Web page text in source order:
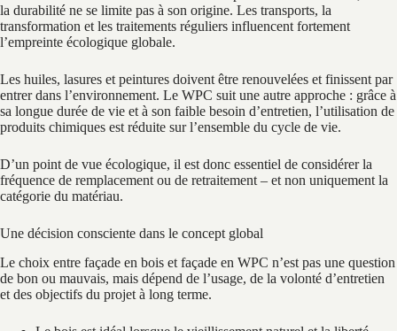
la durabilité ne se limite pas à son origine. Les transports, la
transformation et les traitements réguliers influencent fortement
l’empreinte écologique globale.
Les huiles, lasures et peintures doivent être renouvelées et finissent par
entrer dans l’environnement. Le WPC suit une autre approche : grâce à
sa longue durée de vie et à son faible besoin d’entretien, l’utilisation de
produits chimiques est réduite sur l’ensemble du cycle de vie.
D’un point de vue écologique, il est donc essentiel de considérer la
fréquence de remplacement ou de retraitement – et non uniquement la
catégorie du matériau.
Une décision consciente dans le concept global
Le choix entre façade en bois et façade en WPC n’est pas une question
de bon ou mauvais, mais dépend de l’usage, de la volonté d’entretien
et des objectifs du projet à long terme.